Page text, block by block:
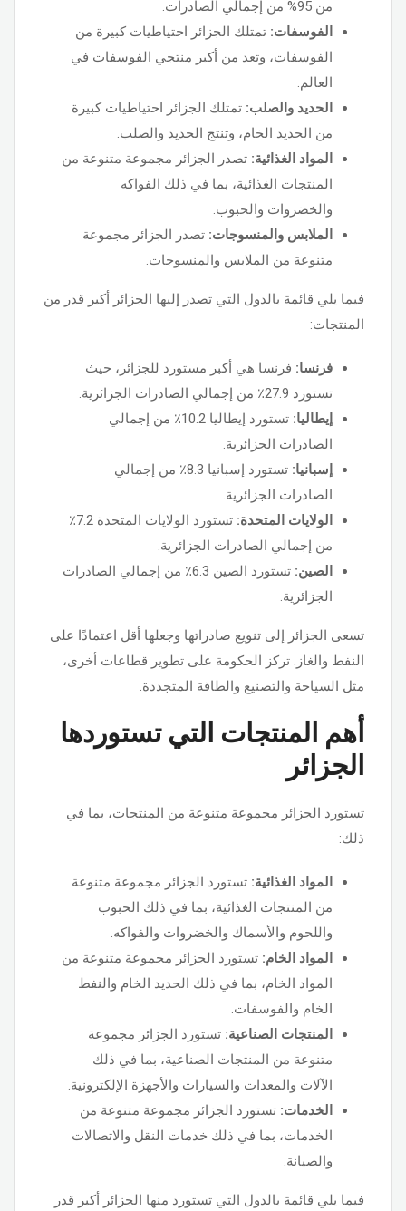
من 95% من إجمالي الصادرات.
الفوسفات: تمتلك الجزائر احتياطيات كبيرة من
الفوسفات، وتعد من أكبر منتجي الفوسفات في
العالم.
الحديد والصلب: تمتلك الجزائر احتياطيات كبيرة
من الحديد الخام، وتنتج الحديد والصلب.
المواد الغذائية: تصدر الجزائر مجموعة متنوعة من
المنتجات الغذائية، بما في ذلك الفواكه
والخضروات والحبوب.
الملابس والمنسوجات: تصدر الجزائر مجموعة
متنوعة من الملابس والمنسوجات.
فيما يلي قائمة بالدول التي تصدر إليها الجزائر أكبر قدر من
المنتجات:
فرنسا: فرنسا هي أكبر مستورد للجزائر، حيث
تستورد 27.9٪ من إجمالي الصادرات الجزائرية.
إيطاليا:
تستورد إيطاليا 10.2٪ من إجمالي
الصادرات الجزائرية.
إسبانيا:
تستورد إسبانيا 8.3٪ من إجمالي
الصادرات الجزائرية.
الولايات المتحدة:
تستورد الولايات المتحدة 7.2٪
من إجمالي الصادرات الجزائرية.
الصين:
تستورد الصين 6.3٪ من إجمالي الصادرات
الجزائرية.
تسعى الجزائر إلى تنويع صادراتها وجعلها أقل اعتمادًا على
النفط والغاز. تركز الحكومة على تطوير قطاعات أخرى،
مثل السياحة والتصنيع والطاقة المتجددة.
أهم المنتجات التي تستوردها
الجزائر
تستورد الجزائر مجموعة متنوعة من المنتجات، بما في
ذلك:
المواد الغذائية: تستورد الجزائر مجموعة متنوعة
من المنتجات الغذائية، بما في ذلك الحبوب
واللحوم والأسماك والخضروات والفواكه.
المواد الخام: تستورد الجزائر مجموعة متنوعة من
المواد الخام، بما في ذلك الحديد الخام والنفط
الخام والفوسفات.
المنتجات الصناعية: تستورد الجزائر مجموعة
متنوعة من المنتجات الصناعية، بما في ذلك
الآلات والمعدات والسيارات والأجهزة الإلكترونية.
الخدمات: تستورد الجزائر مجموعة متنوعة من
الخدمات، بما في ذلك خدمات النقل والاتصالات
والصيانة.
فيما يلي قائمة بالدول التي تستورد منها الجزائر أكبر قدر